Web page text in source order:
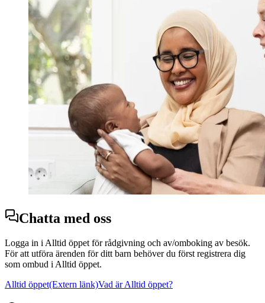
Chatta med oss
Logga in i Alltid öppet för rådgivning och av/omboking av besök.
För att utföra ärenden för ditt barn behöver du först registrera dig
som ombud i Alltid öppet.
Alltid öppet(Extern länk)Vad är Alltid öppet?